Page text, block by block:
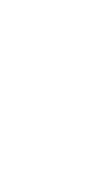
adhesivas